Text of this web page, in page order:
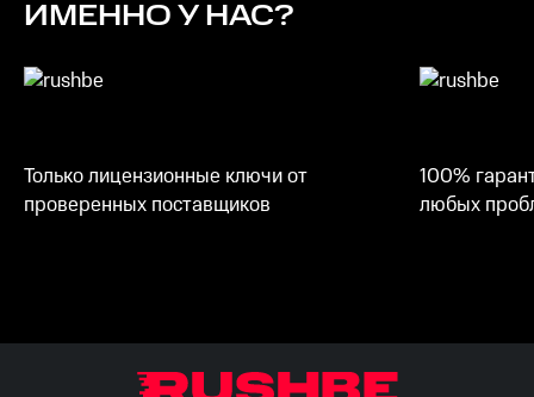
ИМЕННО У НАС?
Только лицензионные ключи от
проверенных поставщиков
100%
любых